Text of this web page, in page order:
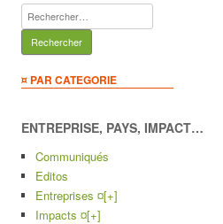
Rechercher :
¤ PAR CATEGORIE
ENTREPRISE, PAYS, IMPACT…
Communiqués
Editos
Entreprises ¤[+]
Impacts ¤[+]